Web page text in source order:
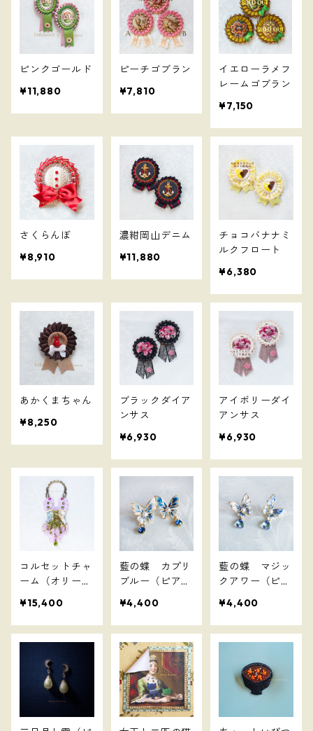
ピンクゴールド
¥11,880
ピーチゴブラン
¥7,810
イエローラメフ
レームゴブラン
¥7,150
さくらんぼ
¥8,910
濃紺岡山デニム
¥11,880
チョコバナナミ
ルクフロート
¥6,380
あかくまちゃん
¥8,250
ブラックダイア
ンサス
¥6,930
アイボリーダイ
アンサス
¥6,930
コルセットチャ
ーム（オリー
¥15,400
藍の蝶 カプリ
ブルー（ピアス
¥4,400
藍の蝶 マジッ
クアワー（ピア
¥4,400